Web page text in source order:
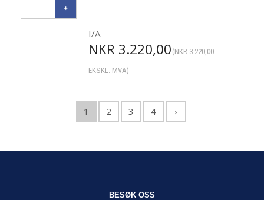
I/A
NKR 3.220,00 (NKR 3.220,00
EKSKL. MVA)
1 2 3 4 ›
BESØK OSS